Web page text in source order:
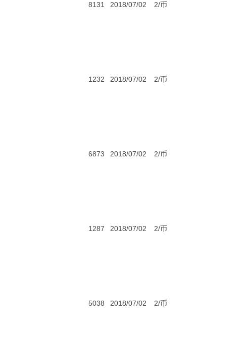
8131 2018/07/02 2/币
1232 2018/07/02 2/币
6873 2018/07/02 2/币
1287 2018/07/02 2/币
5038 2018/07/02 2/币